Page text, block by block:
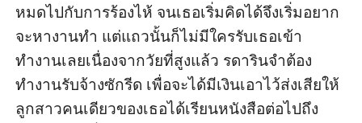
หมดไปกับการร้องไห้ จนเธอเริ่มคิดได้จึงเริ่มอยาก
จะหางานทำ แต่แถวนั้นก็ไม่มีใครรับเธอเข้า
ทำงานเลยเนื่องจากวัยที่สูงแล้ว รดารินจำต้อง
ทำงานรับจ้างซักรีด เพื่อจะได้มีเงินเอาไว้ส่งเสียให้
ลูกสาวคนเดียวของเธอได้เรียนหนังสือต่อไปถึง